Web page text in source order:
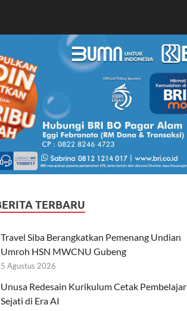
TERBARU
Travel Siba Berangkatkan Pemenang Undian
Umroh HSN MWCNU Gubeng
5 Agustus 2026
Unusa Redesain Kurikulum Cetak Pembelajar
Sejati di Era AI